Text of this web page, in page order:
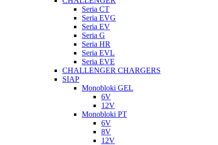
Seria CT
Seria EVG
Seria EV
Seria G
Seria HR
Seria EVL
Seria EVE
CHALLENGER CHARGERS
SIAP
Monobloki GEL
6V
12V
Monobloki PT
6V
8V
12V